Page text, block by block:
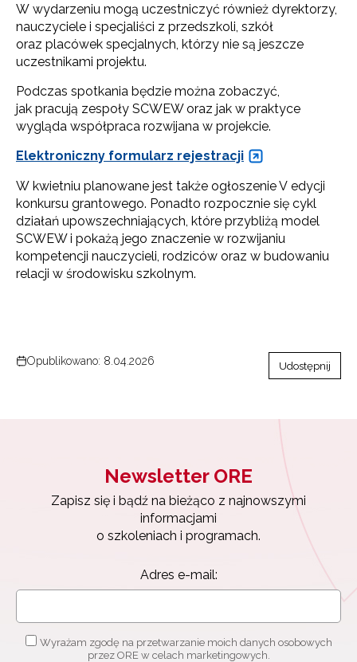
W wydarzeniu mogą uczestniczyć również dyrektorzy,
nauczyciele i specjaliści z przedszkoli, szkół
oraz placówek specjalnych, którzy nie są jeszcze
uczestnikami projektu.
Podczas spotkania będzie można zobaczyć,
jak pracują zespoły SCWEW oraz jak w praktyce
wygląda współpraca rozwijana w projekcie.
Elektroniczny formularz rejestracji
W kwietniu planowane jest także ogłoszenie V edycji
konkursu grantowego. Ponadto rozpocznie się cykl
działań upowszechniających, które przybliżą model
SCWEW i pokażą jego znaczenie w rozwijaniu
kompetencji nauczycieli, rodziców oraz w budowaniu
relacji w środowisku szkolnym.
Opublikowano: 8.04.2026 Udostępnij
Newsletter ORE
Zapisz się i bądź na bieżąco z najnowszymi
informacjami
o szkoleniach i programach.
Adres e-mail:
Wyrażam zgodę na przetwarzanie moich danych osobowych
przez ORE w celach marketingowych.